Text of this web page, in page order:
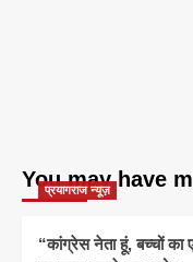
You may have
प्रयागराज न्यूज़
“कांग्रेस नेता हूं, बच्चों